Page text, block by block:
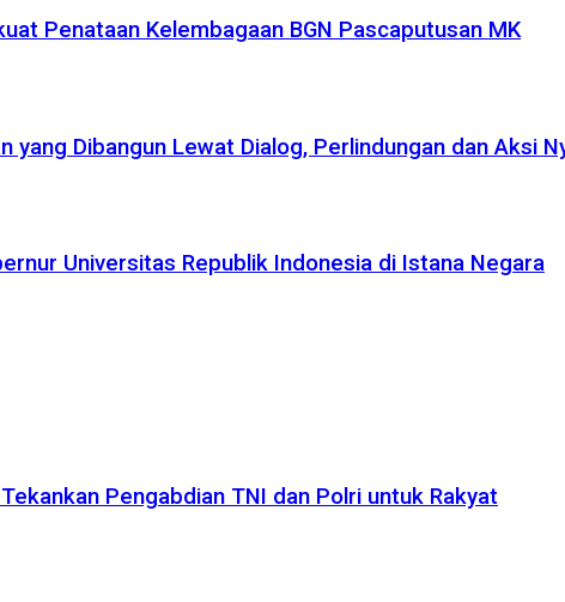
Penataan Kelembagaan BGN Pascaputusan MK
Dibangun Lewat Dialog, Perlindungan dan Aksi
Universitas Republik Indonesia di Istana Negara
Pengabdian TNI dan Polri untuk Rakyat